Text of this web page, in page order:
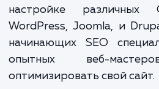
Статья исследует
URL и его влияние на
представлены
настройке
WordPress, Joomla, и